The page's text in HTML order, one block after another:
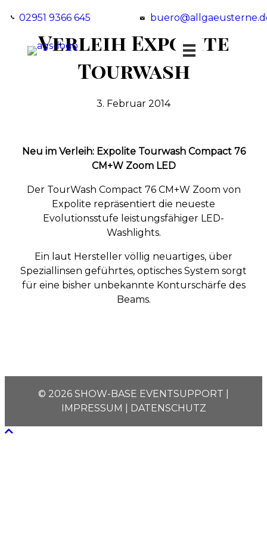
02951 9366 645
Verleih Expolite
Tourwash
3. Februar 2014
Neu im Verleih: Expolite Tourwash Compact 76
CM+W Zoom LED
Der TourWash Compact 76 CM+W Zoom von
Expolite repräsentiert die neueste
Evolutionsstufe leistungsfähiger LED-
Washlights.
Ein laut Hersteller völlig neuartiges, über
Speziallinsen geführtes, optisches System sorgt
für eine bisher unbekannte Konturschärfe des
Beams.
© 2026 SHOW-BASE EVENTSUPPORT
IMPRESSUM
DATENSCHUTZ